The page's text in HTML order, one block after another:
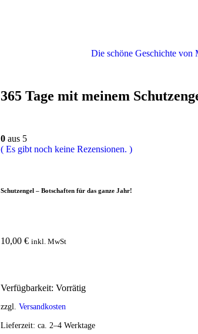
Die schöne Geschichte von
365 Tage mit meinem
0 aus 5
( Es gibt noch keine Rezensionen. )
Schutzengel – Botschaften für das ganze Jahr!
10,00 € inkl. MwSt
Verfügbarkeit: Vorrätig
zzgl. Versandkosten
Lieferzeit: ca. 2–4 Werktage